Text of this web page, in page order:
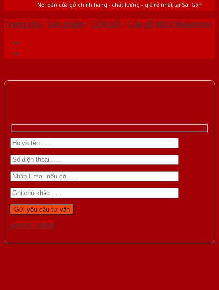
Nơi bán cửa gỗ chính hãng - chất lượng - giá rẻ nhất tại Sài Gòn
Trang chủ /Sản phẩm /CỬA GỖ /Cửa gỗ MDF Melamine
Gọi 0976.169.864